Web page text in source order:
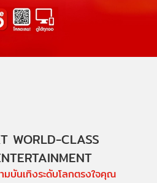
WORLD-CLASS
มบันเทิงระดับโลกตรงใจคุณ